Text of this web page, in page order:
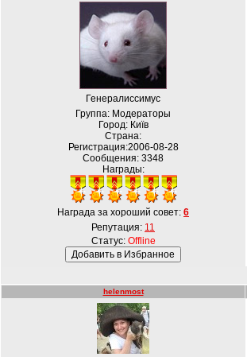
Генералиссимус
Группа: Модераторы
Город: Київ
Страна:
Регистрация:2006-08-28
Сообщения: 3348
Награды:
Награда за хороший совет: 6
Репутация: 11
Статус: Offline
helenmost